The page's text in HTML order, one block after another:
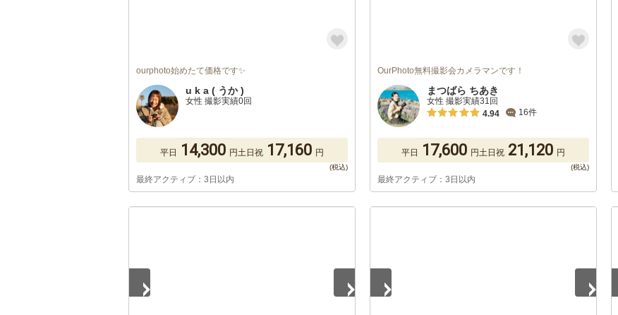
ourphoto始めたて価格です✨
u k a ( うか )
女性 撮影実績0回
平日 14,300 円土日祝 17,160 円
最終アクティブ：3日以内
OurPhoto無料撮影会カメラマンです！
まつばら ちあき
女性 撮影実績31回
4.94
16件
平日 17,600 円土日祝 21,120 円
最終アクティブ：3日以内